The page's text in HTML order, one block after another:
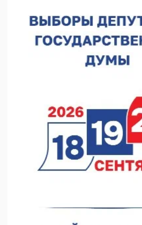
пожарного
07.08.2026 12:15
В Нижнем Новгороде прошло
07.08.2026 12:04